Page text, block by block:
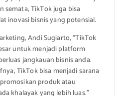
TikTok juga bisa
inovasi bisnis yang potensial.
Andi Sugiarto, “TikTok
untuk menjadi platform
jangkauan bisnis anda.
TikTok bisa menjadi sarana
produk atau
khalayak yang lebih luas.”